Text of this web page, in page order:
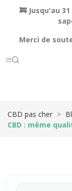
🚒 Jusqu'au
Merci de
CBD pas cher
CBD : même